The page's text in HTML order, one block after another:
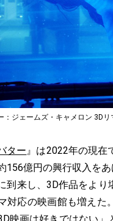
：ジェームズ・キャメロン 3D
ター』は2022年の現在
156億円の興行収入を
到来し、3D作品をよ
対応の映画館も増えた